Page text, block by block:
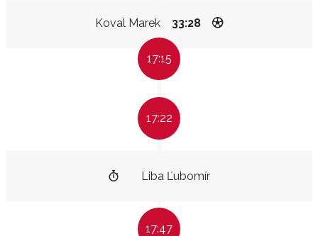
Koval Marek 33:28
17:15
17:22
Liba Ľubomír
17:47